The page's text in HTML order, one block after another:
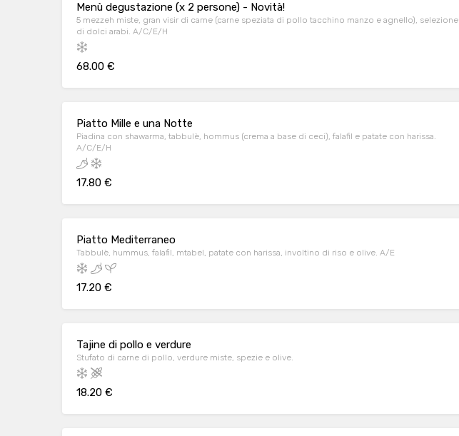
Menù degustazione (x 2 persone) - Novità!
5 mezzeh miste, gran visir di carne (carne speziata di pollo tacchino manzo e agnello), selezione
di dolci arabi. A/C/E/H
68.00 €
Piatto Mille e una Notte
Piadina con shawarma, tabbulè, hommus (crema a base di ceci), falafil e patate con harissa.
A/C/E/H
17.80 €
Piatto Mediterraneo
Tabbulè, hummus, falafil, mtabel, patate con harissa, involtino di riso e olive. A/E
17.20 €
Tajine di pollo e verdure
Stufato di carne di pollo, verdure miste, spezie e olive.
18.20 €